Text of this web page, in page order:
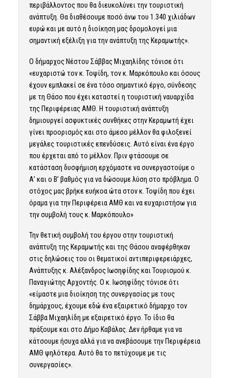
περιβάλλοντος που θα διευκολύνει την τουριστική
ανάπτυξη. Θα διαθέσουμε ποσό άνω του 1.340 χιλιάδων
ευρώ και με αυτό η διοίκηση μας δρομολογεί μια
σημαντική εξέλιξη για την ανάπτυξη της Κεραμωτής».
Ο δήμαρχος Νέστου Σάββας Μιχαηλίδης τόνισε ότι
«ευχαριστώ τον κ. Τοψίδη, τον κ. Μαρκόπουλο και όσους
έχουν εμπλακεί σε ένα τόσο σημαντικό έργο, σύνδεσης
με τη Θάσο που έχει καταστεί η τουριστική ναυαρχίδα
της Περιφέρειας ΑΜΘ. Η τουριστική ανάπτυξη
δημιουργεί ασφυκτικές συνθήκες στην Κεραμωτή έχει
γίνει προορισμός και στο άμεσο μέλλον θα φιλοξενεί
μεγάλες τουριστικές επενδύσεις. Αυτό είναι ένα έργο
που έρχεται από το μέλλον. Πριν φτάσουμε σε
κατάσταση δυσφήμιση ερχόμαστε να συνεργαστούμε ο
Α’ και ο Β’ βαθμός για να δώσουμε λύση στο πρόβλημα. Ο
στόχος μας βρήκε ευήκοα ώτα στον κ. Τοψίδη που έχει
όραμα για την Περιφέρεια ΑΜΘ και να ευχαριστήσω για
την συμβολή τους κ. Μαρκόπουλο»
Την θετική συμβολή του έργου στην τουριστική
ανάπτυξη της Κεραμωτής και της Θάσου αναφέρθηκαν
στις δηλώσεις του οι θεματικοί αντιπεριφερειάρχες,
Ανάπτυξης κ. Αλέξανδρος Ιωσηφίδης και Τουρισμού κ.
Παναγιώτης Αρχοντής. Ο κ. Ιωσηφίδης τόνισε ότι
«είμαστε μια διοίκηση της συνεργασίας με τους
δημάρχους, έχουμε εδώ ένα εξαιρετικό δήμαρχο τον
Σάββα Μιχαηλίδη με εξαιρετικό έργο. Το ίδιο θα
πράξουμε και στο Δήμο Καβάλας. Δεν ήρθαμε για να
κάτσουμε ήσυχα αλλά για να ανεβάσουμε την Περιφέρεια
ΑΜΘ ψηλότερα. Αυτό θα το πετύχουμε με τις
συνεργασίες».